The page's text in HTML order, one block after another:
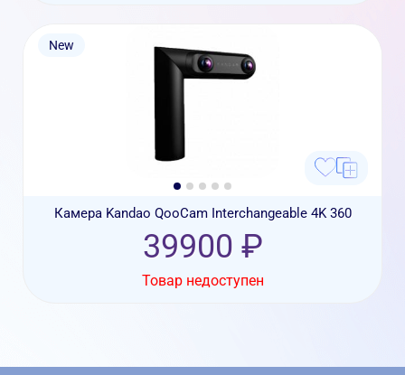
New
Камера Kandao QooCam Interchangeable 4K 360
39900 ₽
Товар недоступен